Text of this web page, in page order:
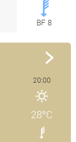
BF 8
20:00
28°C